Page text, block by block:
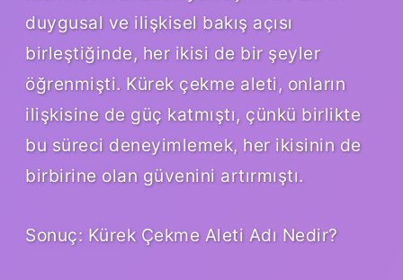
duygusal ve ilişkisel bakış açısı
birleştiğinde, her ikisi de bir şeyler
öğrenmişti. Kürek çekme aleti, onların
ilişkisine de güç katmıştı, çünkü birlikte
bu süreci deneyimlemek, her ikisinin de
birbirine olan güvenini artırmıştı.
Sonuç: Kürek Çekme Aleti Adı Nedir?